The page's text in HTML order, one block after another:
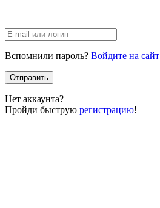
Вспомнили пароль? Войдите на сайт
Отправить
Нет аккаунта?
Пройди быструю регистрацию!